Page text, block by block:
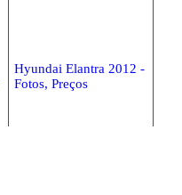
Hyundai Elantra 2012 -
Fotos, Preços